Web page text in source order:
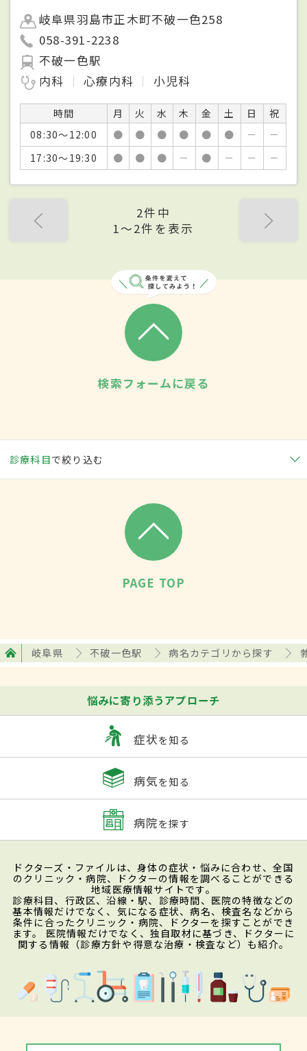
岐阜県羽島市正木町不破一色258
058-391-2238
不破一色駅
内科
心療内科 小児科
時間 月 火 水 木 金 土 日
祝
08:30～12:00
● ● ● ● ● ● －
－
17:30～19:30
● ● ● － ● － － －
2件中
1〜2件を表示
検索フォームに戻る
診療科目で絞り込む
PAGE TOP
岐阜県 不破一色駅 病名カテゴリから探す
悩みに寄り添うアプローチ
症状を知る
病気を知る
病院を探す
ドクターズ・ファイルは、身体の症状・悩みに合わせ、全国
のクリニック・病院、ドクターの情報を調べることができる
地域医療情報サイトです。
診療科目、行政区、沿線・駅、診療時間、医院の特徴などの
基本情報だけでなく、気になる症状、病名、検査名などから
条件に合ったクリニック・病院、ドクターを探すことができ
ます。 医院情報だけでなく、独自取材に基づき、ドクターに
関する情報（診療方針や得意な治療・検査など）も紹介。